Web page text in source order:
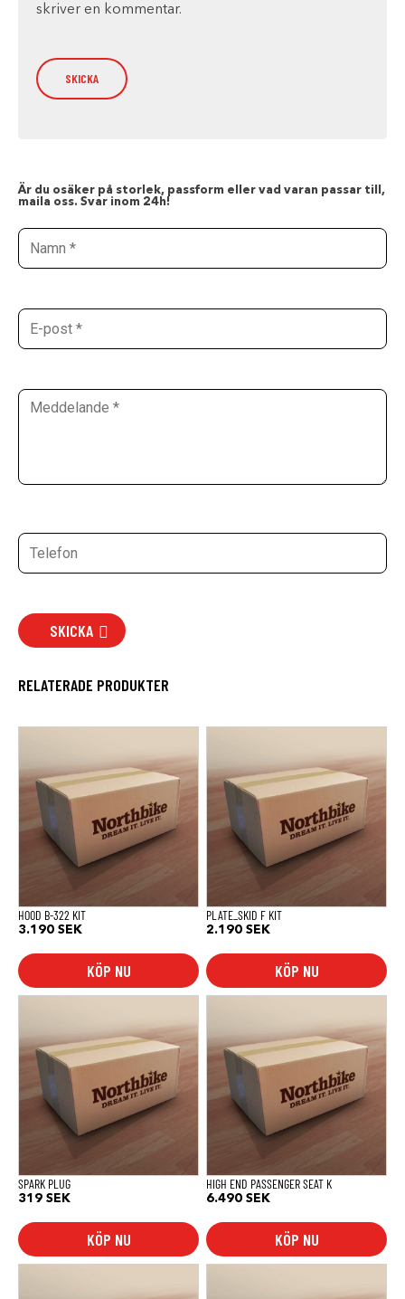
skriver en kommentar.
Är du osäker på storlek, passform eller vad varan passar till,
maila oss. Svar inom 24h!
SKICKA
RELATERADE PRODUKTER
HOOD B-322 KIT
3.190 SEK
KÖP NU
PLATE_SKID F KIT
2.190 SEK
KÖP NU
SPARK PLUG
319 SEK
KÖP NU
HIGH END PASSENGER SEAT K
6.490 SEK
KÖP NU